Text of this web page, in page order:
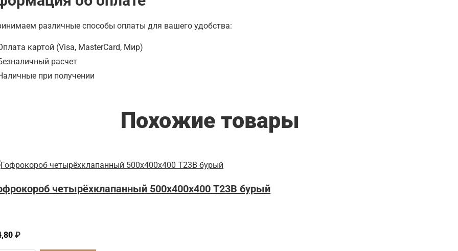
различные способы оплаты для вашего удобства:
картой (Visa, MasterCard, Мир)
расчет
при получении
Похожие товары
четырёхклапанный 500х400х400 Т23В бурый
₽